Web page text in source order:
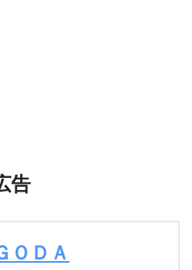
告
ＯＤＡ